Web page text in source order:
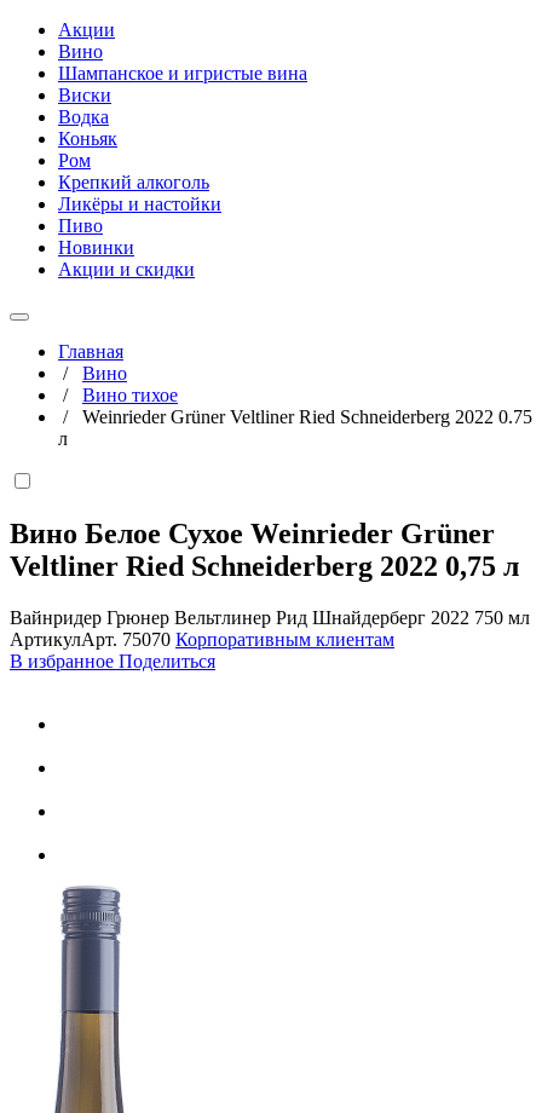
Акции
Вино
Шампанское и игристые вина
Виски
Водка
Коньяк
Ром
Крепкий алкоголь
Ликёры и настойки
Пиво
Новинки
Акции и скидки
Главная
/ Вино
/ Вино тихое
/ Weinrieder Grüner Veltliner Ried Schneiderberg 2022 0.75
л
Вино Белое Сухое Weinrieder Grüner
Veltliner Ried Schneiderberg 2022 0,75 л
Вайнридер Грюнер Вельтлинер Рид Шнайдерберг 2022 750 мл
АртикулАрт. 75070 Корпоративным клиентам
В избранное Поделиться